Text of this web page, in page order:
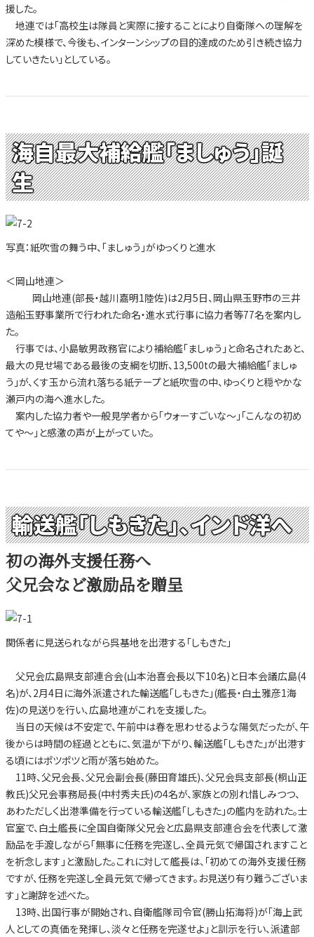
援した。
地連では「高校生は隊員と実際に接することにより自衛隊への理解を
深めた模様で、今後も、インターンシップの目的達成のため引き続き協力
していきたい」としている。
海自最大補給艦「ましゅう」誕
生
写真：紙吹雪の舞う中、「ましゅう」がゆっくりと進水
＜岡山地連＞
岡山地連(部長・越川嘉明1陸佐)は2月5日、岡山県玉野市の三井
造船玉野事業所で行われた命名・進水式行事に協力者等77名を案内し
た。
行事では、小島敏男政務官により補給艦「ましゅう」と命名されたあと、
最大の見せ場である最後の支綱を切断、13,500tの最大補給艦「ましゅ
う」が、くす玉から流れ落ちる紙テープと紙吹雪の中、ゆっくりと穏やかな
瀬戸内の海へ進水した。
案内した協力者や一般見学者から「ウォーすごいな～」「こんなの初め
てや～」と感激の声が上がっていた。
輸送艦「しもきた」、インド洋へ
初の海外支援任務へ
父兄会など激励品を贈呈
関係者に見送られながら呉基地を出港する「しもきた」
父兄会広島県支部連合会(山本治喜会長以下10名)と日本会議広島(4
名)が、2月4日に海外派遣された輸送艦「しもきた」(艦長・白土雅彦1海
佐)の見送りを行い、広島地連がこれを支援した。
当日の天候は不安定で、午前中は春を思わせるような陽気だったが、午
後からは時間の経過とともに、気温が下がり、輸送艦「しもきた」が出港す
る頃にはポツポツと雨が落ち始めた。
11時、父兄会長、父兄会副会長(藤田育雄氏)、父兄会呉支部長(桐山正
教氏)父兄会事務局長(中村秀夫氏)の4名が、家族との別れ惜しみつつ、
あわただしく出港準備を行っている輸送艦「しもきた」の艦内を訪れた。士
官室で、白土艦長に全国自衛隊父兄会と広島県支部連合会を代表して激
励品を手渡しながら「無事に任務を完遂し、全員元気で帰国されますこと
を祈念します」と激励した。これに対して艦長は、「初めての海外支援任務
ですが、任務を完遂し全員元気で帰ってきます。お見送り有り難うございま
す」と謝辞を述べた。
13時、出国行事が開始され、自衛艦隊司令官(勝山拓海将)が「海上武
人としての真価を発揮し、淡々と任務を完遂せよ」と訓示を行い、派遣部